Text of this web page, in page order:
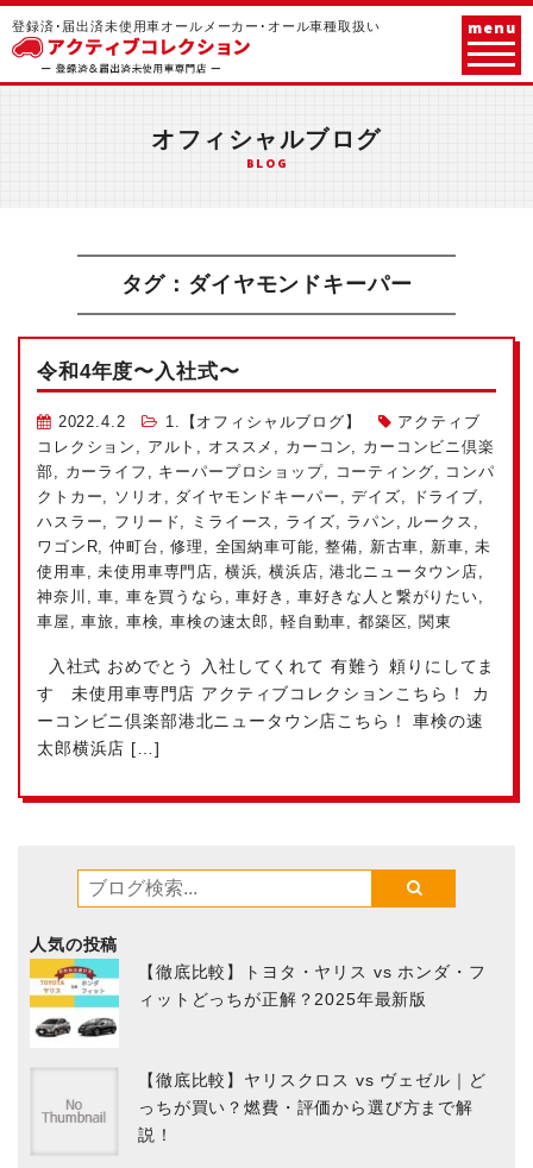
登録済･届出済未使用車オールメーカー･オール車種取扱い menu
オフィシャルブログ
BLOG
タグ：ダイヤモンドキーパー
令和4年度〜 入社式〜
2022.4.2 1.【オフィシャルブログ】
アクティブ
コレクション
アルト オススメ カーコン
カーコンビニ倶楽
部
カーライフ キーパープロショップ, コーティング
コンパ
クトカー
ソリオ ダイヤモンドキーパー ,デイズ ドライブ
ハスラー
フリード ミライース ライズ ラパン ルークス
ワゴンR ,仲町台 ,修理 全国納車可能 ,整備 新古車 新車 ,未
使用車 ,未使用車専門店 横浜 ,横浜店 ,港北ニュータウン店
神奈川
,車 車を買うなら ,車好き 車好きな人と繋がりたい
車屋
,車旅 車検 ,車検の速太郎 軽自動車 都築区 関東
入社式 おめでとう 入社してくれて 有難う
頼りにしてま
す
未使用車専門店 アクティブコレクション こちら！ カ
ーコンビニ倶楽部港北ニュータウン店こちら！ 車検の速
太郎横浜店 […]
人気の投稿
【徹底比較】トヨタ・ヤリス vs ホンダ・フ
ィットどっちが正解？2025年最新版
【徹底比較】ヤリスクロス vs ヴェゼル｜ど
っちが買い？燃費・評価から選び方まで解
説！